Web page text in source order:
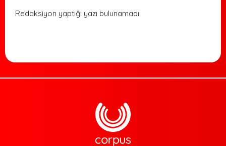
Redaksiyon yaptığı yazı bulunamadı.